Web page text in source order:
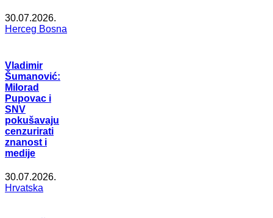
30.07.2026.
Herceg Bosna
Vladimir
Šumanović:
Milorad
Pupovac i
SNV
pokušavaju
cenzurirati
znanost i
medije
30.07.2026.
Hrvatska